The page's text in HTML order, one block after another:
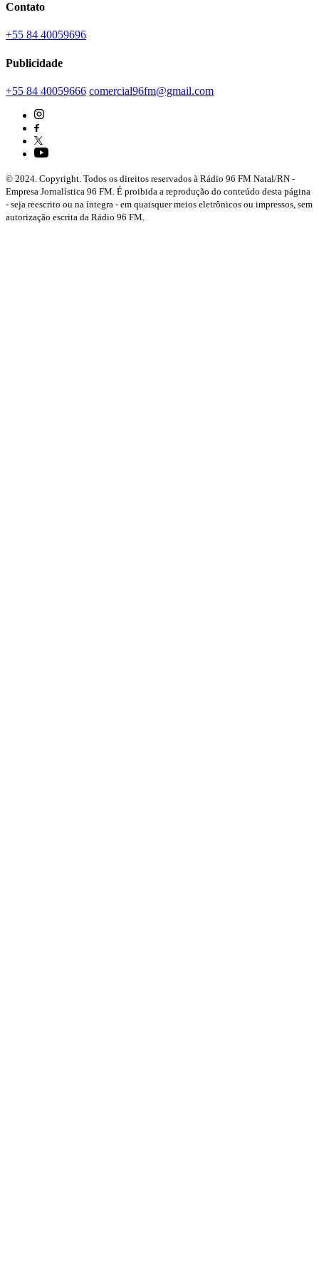
Contato
+55 84 40059696
Publicidade
+55 84 40059666 comercial96fm@gmail.com
© 2024. Copyright. Todos os direitos reservados à Rádio 96 FM Natal/RN -
Empresa Jornalística 96 FM. É proibida a reprodução do conteúdo desta página
- seja reescrito ou na íntegra - em quaisquer meios eletrônicos ou impressos, sem
autorização escrita da Rádio 96 FM.